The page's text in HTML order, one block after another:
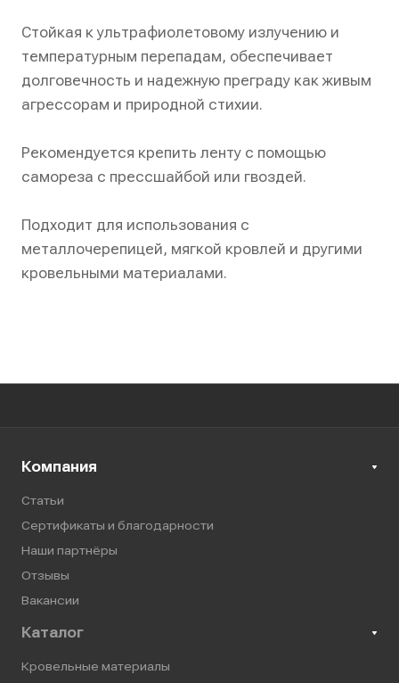
Стойкая к ультрафиолетовому излучению и
температурным перепадам, обеспечивает
долговечность и надежную преграду как живым
агрессорам и природной стихии.
Рекомендуется крепить ленту с помощью
самореза с прессшайбой или гвоздей.
Подходит для использования с
металлочерепицей, мягкой кровлей и другими
кровельными материалами.
Компания
Статьи
Сертификаты и благодарности
Наши партнёры
Отзывы
Вакансии
Каталог
Кровельные материалы